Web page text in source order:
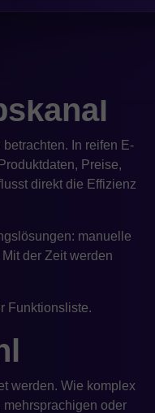
In reifen E-
Preise,
direkt die Effizienz
manuelle
der Zeit werden
Funktionsliste.
werden. Wie komplex
oder